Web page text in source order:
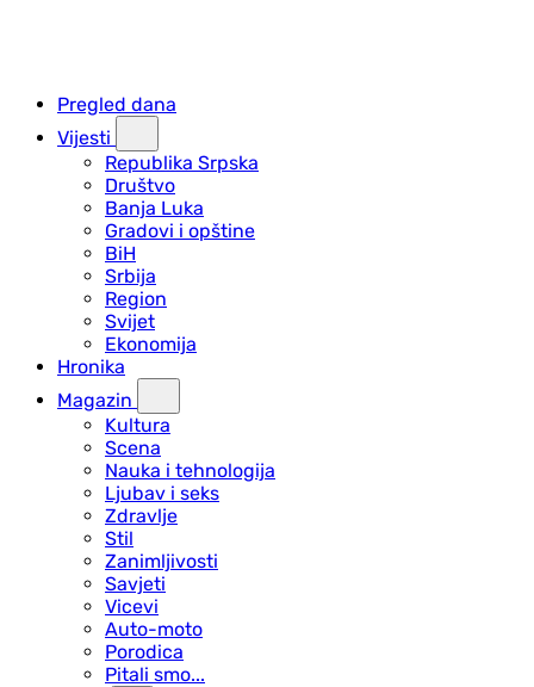
Pregled dana
Vijesti
Republika Srpska
Društvo
Banja Luka
Gradovi i opštine
BiH
Srbija
Region
Svijet
Ekonomija
Hronika
Magazin
Kultura
Scena
Nauka i tehnologija
Ljubav i seks
Zdravlje
Stil
Zanimljivosti
Savjeti
Vicevi
Auto-moto
Porodica
Pitali smo...